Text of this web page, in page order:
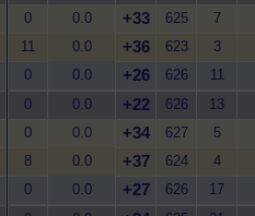
0 0.0 +33 625 7
11 0.0 +36 623 3
0 0.0 +26 626 11
0 0.0 +22 626 13
0 0.0 +34 627 5
8 0.0 +37 624 4
0 0.0 +27 626 17